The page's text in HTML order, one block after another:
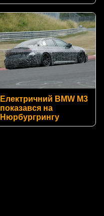
Електричний BMW M3
показався на
Нюрбургрингу